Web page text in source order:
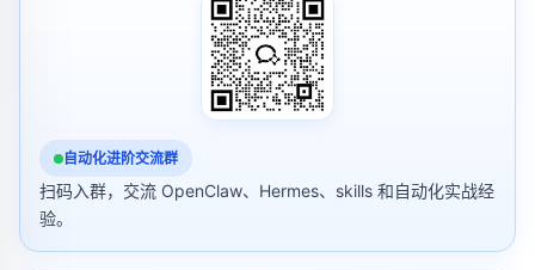
自动化进阶交流群
扫码入群，交流 OpenClaw、Hermes、skills 和自动化实战经
验。